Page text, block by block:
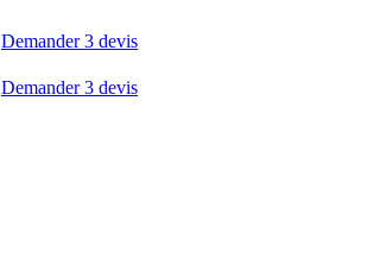
Demander 3 devis
Demander 3 devis